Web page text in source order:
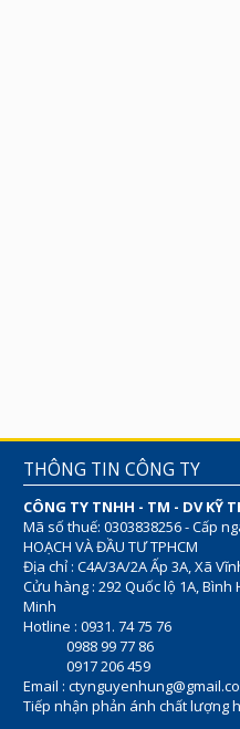
THÔNG TIN CÔNG TY
CÔNG TY TNHH - TM - DV KỸ
Mã số thuế: 0303838256 - Cấp
HOẠCH VÀ ĐẦU TƯ TPHCM
Địa chỉ : C4A/3A/2A Ấp 3A, Xã
Cửu hàng : 292 Quốc lộ 1A, Bình
Minh
Hotline : 0931. 74 75 76
0988 99 77 86
0917 206 459
Email :
Tiếp nhận phản ánh chất lượng